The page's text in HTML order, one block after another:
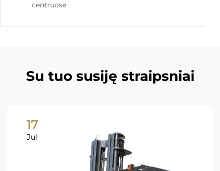
centruose.
Su tuo susiję straipsniai
17
Jul